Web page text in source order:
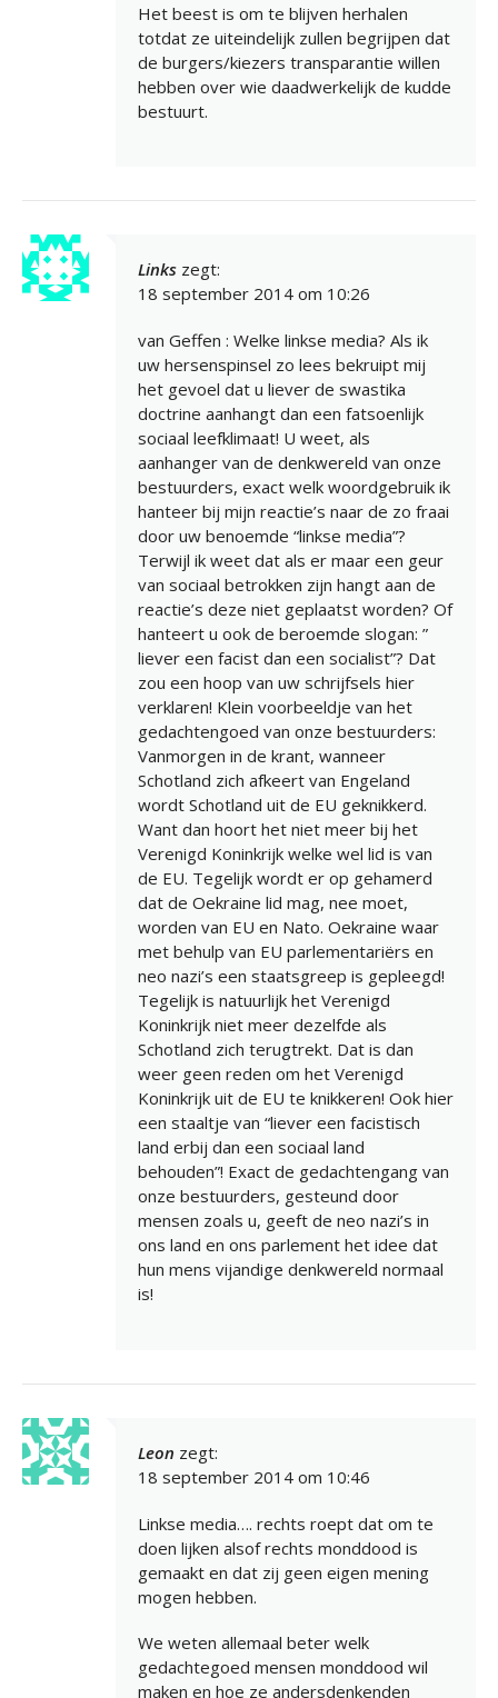
Het beest is om te blijven herhalen
totdat ze uiteindelijk zullen begrijpen dat
de burgers/kiezers transparantie willen
hebben over wie daadwerkelijk de kudde
bestuurt.
Links zegt:
18 september 2014 om 10:26
van Geffen : Welke linkse media? Als ik
uw hersenspinsel zo lees bekruipt mij
het gevoel dat u liever de swastika
doctrine aanhangt dan een fatsoenlijk
sociaal leefklimaat! U weet, als
aanhanger van de denkwereld van onze
bestuurders, exact welk woordgebruik ik
hanteer bij mijn reactie’s naar de zo fraai
door uw benoemde “linkse media”?
Terwijl ik weet dat als er maar een geur
van sociaal betrokken zijn hangt aan de
reactie’s deze niet geplaatst worden? Of
hanteert u ook de beroemde slogan: ”
liever een facist dan een socialist”? Dat
zou een hoop van uw schrijfsels hier
verklaren! Klein voorbeeldje van het
gedachtengoed van onze bestuurders:
Vanmorgen in de krant, wanneer
Schotland zich afkeert van Engeland
wordt Schotland uit de EU geknikkerd.
Want dan hoort het niet meer bij het
Verenigd Koninkrijk welke wel lid is van
de EU. Tegelijk wordt er op gehamerd
dat de Oekraine lid mag, nee moet,
worden van EU en Nato. Oekraine waar
met behulp van EU parlementariërs en
neo nazi’s een staatsgreep is gepleegd!
Tegelijk is natuurlijk het Verenigd
Koninkrijk niet meer dezelfde als
Schotland zich terugtrekt. Dat is dan
weer geen reden om het Verenigd
Koninkrijk uit de EU te knikkeren! Ook hier
een staaltje van “liever een facistisch
land erbij dan een sociaal land
behouden”! Exact de gedachtengang van
onze bestuurders, gesteund door
mensen zoals u, geeft de neo nazi’s in
ons land en ons parlement het idee dat
hun mens vijandige denkwereld normaal
is!
Leon zegt:
18 september 2014 om 10:46
Linkse media…. rechts roept dat om te
doen lijken alsof rechts monddood is
gemaakt en dat zij geen eigen mening
mogen hebben.
We weten allemaal beter welk
gedachtegoed mensen monddood wil
maken en hoe ze andersdenkenden